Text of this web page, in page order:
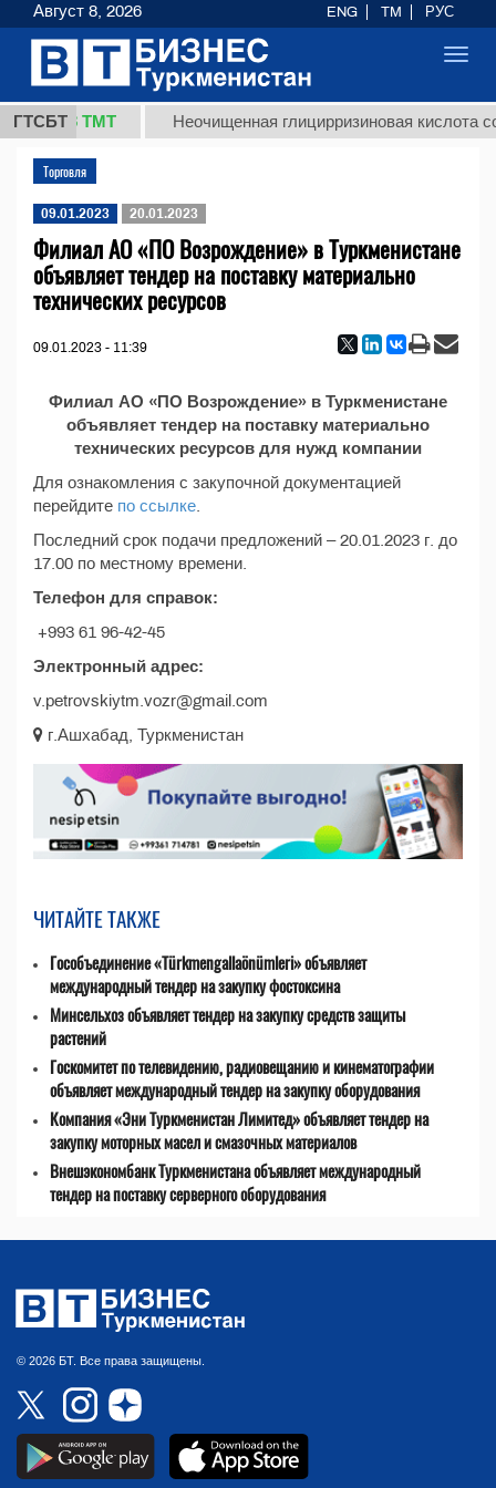
ГТСБТ
37,8 ТМТ Неочищенная глицирризиновая кислота
Торговля
09.01.2023 20.01.2023
Филиал АО «ПО Возрождение» в Туркменистане
объявляет тендер на поставку материально
технических ресурсов
09.01.2023 - 11:39
Филиал АО «ПО Возрождение» в Туркменистане
объявляет тендер на поставку материально
технических ресурсов для нужд компании
Для ознакомления с закупочной документацией
перейдите по ссылке
Последний срок подачи предложений – 20.01.2023 г. до
17.00 по местному времени.
Телефон для справок:
+993 61 96-42-45
Электронный адрес:
v.petrovskiytm.vozr@gmail.com
г.Ашхабад, Туркменистан
ЧИТАЙТЕ ТАКЖЕ
Гособъединение «Türkmengallaönümleri» объявляет
международный тендер на закупку фостоксина
Минсельхоз объявляет тендер на закупку средств защиты
растений
Госкомитет по телевидению, радиовещанию и кинематографии
объявляет международный тендер на закупку оборудования
Компания «Эни Туркменистан Лимитед» объявляет тендер на
закупку моторных масел и смазочных материалов
Внешэкономбанк Туркменистана объявляет международный
тендер на поставку серверного оборудования
© 2026 БТ. Все права защищены.
Август 8, 2026 ENG TM РУС